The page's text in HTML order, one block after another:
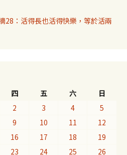
28：活得長也活得快樂，等於活兩
四 五 六
日
2 3 4
5
9 10 11
12
16 17 18
19
23 24 25 26